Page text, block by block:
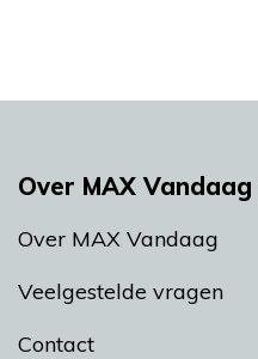
Over MAX Vandaag
Over MAX Vandaag
Veelgestelde vragen
Contact